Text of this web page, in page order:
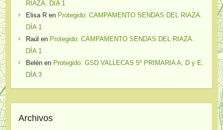
RIAZA. DÍA 1
Elisa Ren Protegido: CAMPAMENTO SENDAS DEL RIAZA.
DÍA 1
Raúl en Protegido: CAMPAMENTO SENDAS DEL RIAZA.
DÍA 1
Belénen Protegido: GSD VALLECAS 5º PRIMARIA A, D y E.
DÍA 3
Archivos